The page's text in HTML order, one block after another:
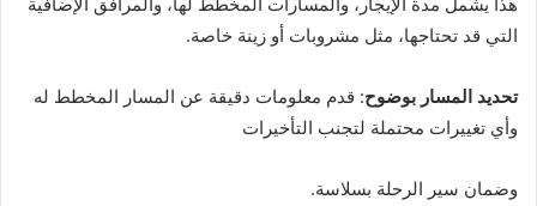
التي قد تحتاجها، مثل مشروبات أو زينة خاصة.
تحديد المسار بوضوح: قدم معلومات دقيقة عن المسار المخطط له
وأي تغييرات محتملة لتجنب التأخيرات
وضمان سير الرحلة بسلاسة.